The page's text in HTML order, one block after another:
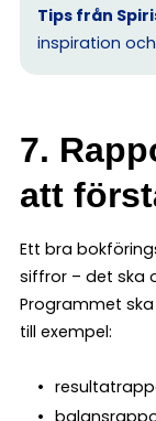
Tips från
inspiration
7.
att
Ett bra
siffror – det ska
Programmet
till exempel: